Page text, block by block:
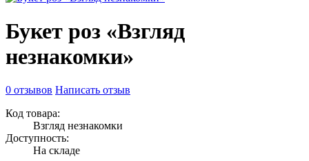
Букет роз «Взгляд
незнакомки»
0 отзывов Написать отзыв
Код товара:
Взгляд незнакомки
Доступность:
На складе